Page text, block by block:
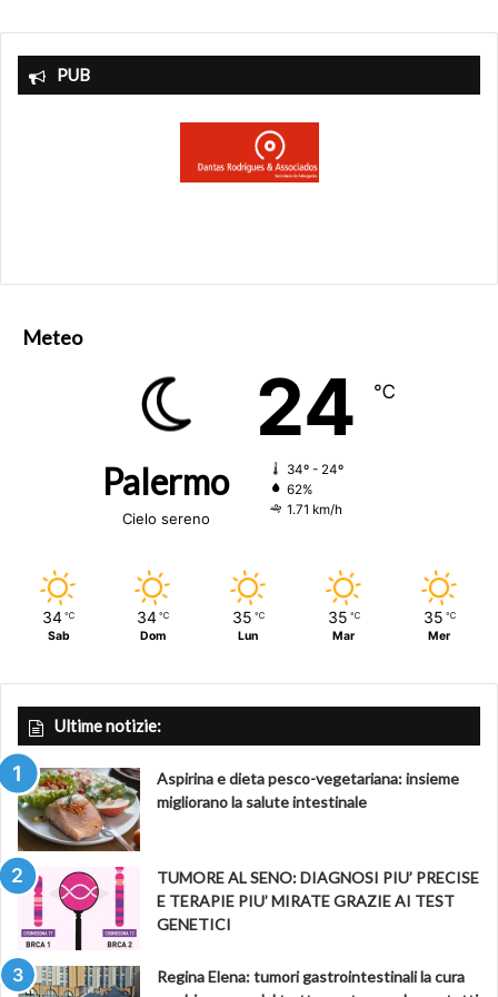
PUB
Meteo
Palermo
Cielo sereno
24 ℃
34º - 24º
62%
1.71 km/h
34 ℃
Sab
34 ℃
Dom
35 ℃
Lun
35 ℃
Mar
35 ℃
Mer
Ultime notizie:
Aspirina e dieta pesco-vegetariana: insieme
migliorano la salute intestinale
TUMORE AL SENO: DIAGNOSI PIU’ PRECISE
E TERAPIE PIU’ MIRATE GRAZIE AI TEST
GENETICI
Regina Elena: tumori gastrointestinali la cura